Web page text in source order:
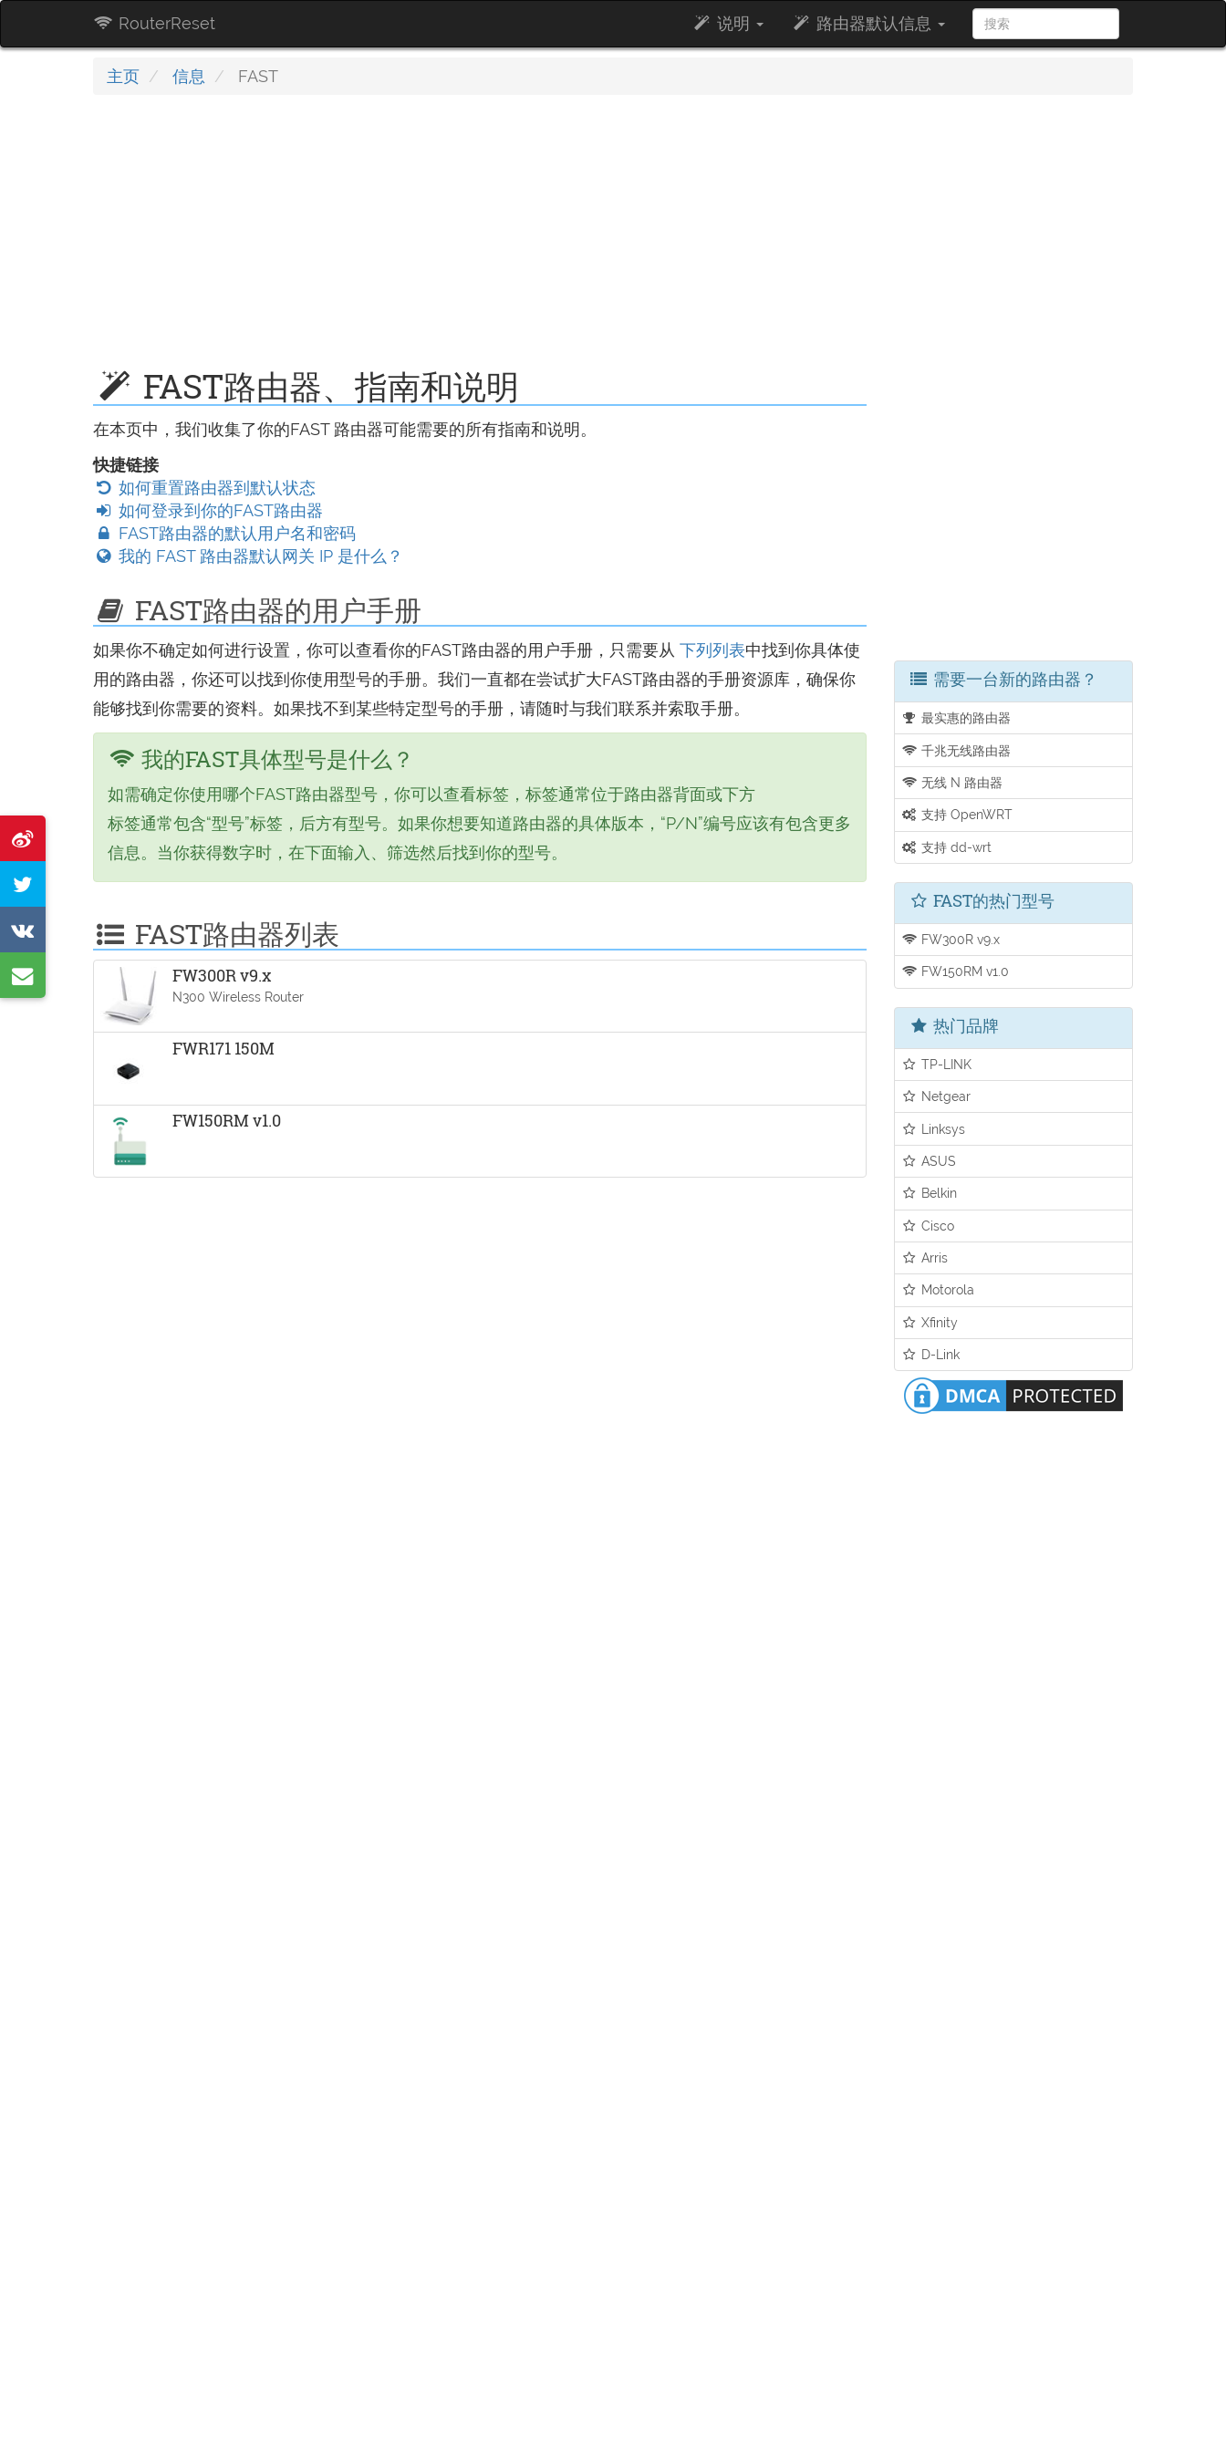
RouterReset 说明 路由器默认信息
主页 信息 FAST
FAST路由器、指南和说明
在本页中，我们收集了你的FAST 路由器可能需要的所有指南和说明。
快捷链接
如何重置路由器到默认状态
如何登录到你的FAST路由器
FAST路由器的默认用户名和密码
我的 FAST 路由器默认网关 IP 是什么？
FAST路由器的用户手册
如果你不确定如何进行设置，你可以查看你的FAST路由器的用户手册，只需要从 下列列表中找到你具体使
用的路由器，你还可以找到你使用型号的手册。我们一直都在尝试扩大FAST路由器的手册资源库，确保你
能够找到你需要的资料。如果找不到某些特定型号的手册，请随时与我们联系并索取手册。
我的FAST具体型号是什么？
如需确定你使用哪个FAST路由器型号，你可以查看标签，标签通常位于路由器背面或下方
标签通常包含“型号”标签，后方有型号。如果你想要知道路由器的具体版本，“P/N”编号应该有包含更多
信息。当你获得数字时，在下面输入、筛选然后找到你的型号。
FAST路由器列表
FW300R v9.x
N300 Wireless Router
FWR171 150M
FW150RM v1.0
微
分
享
作
发
VK
分
过
需要一台新的路由器？
最实惠的路由器
千兆无线路由器
无线 N 路由器
支持 OpenWRT
支持 dd-wrt
FAST的热门型号
FW300R v9.x
FW150RM v1.0
热门品牌
TP-LINK
Netgear
Linksys
ASUS
Belkin
Cisco
Arris
Motorola
Xfinity
D-Link